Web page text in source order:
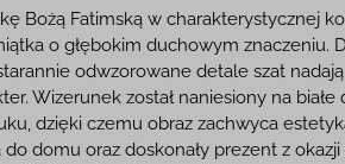
Bożą Fatimską w charakterystycznej
o głębokim duchowym znaczeniu.
odwzorowane detale szat nadają
Wizerunek został naniesiony na białe
dzięki czemu obraz zachwyca
domu oraz doskonały prezent z